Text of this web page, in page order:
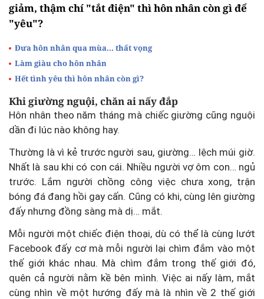
giảm, thậm chí "tắt điện" thì hôn nhân còn gì để
"yêu"?
Đưa hôn nhân qua mùa... thất vọng
Làm giàu cho hôn nhân
Hết tình yêu thì hôn nhân còn gì?
Khi giường nguội, chăn ai nấy đắp
Hôn nhân theo năm tháng mà chiếc giường cũng nguội
dần đi lúc nào không hay.
Thường là vì kẻ trước người sau, giường… lệch múi giờ.
Nhất là sau khi có con cái. Nhiều người vợ ôm con… ngủ
trước. Lắm người chồng công việc chưa xong, trận
bóng đá đang hồi gay cấn. Cũng có khi, cùng lên giường
đấy nhưng đồng sàng mà dị… mắt.
Mỗi người một chiếc điện thoại, dù có thể là cùng lướt
Facebook đấy cơ mà mỗi người lại chìm đắm vào một
thế giới khác nhau. Mà chìm đắm trong thế giới đó,
quên cả người nằm kề bên mình. Việc ai nấy làm, mắt
cùng nhìn về một hướng đấy mà là nhìn về 2 thế giới